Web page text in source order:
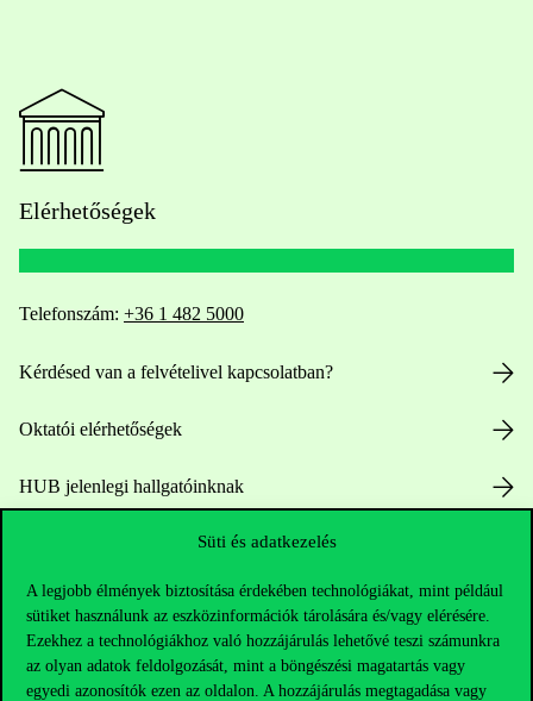
Süti és adatkezelés
A legjobb élmények biztosítása érdekében technológiákat, mint például
sütiket használunk az eszközinformációk tárolására és/vagy elérésére.
Ezekhez a technológiákhoz való hozzájárulás lehetővé teszi számunkra
az olyan adatok feldolgozását, mint a böngészési magatartás vagy
egyedi azonosítók ezen az oldalon. A hozzájárulás megtagadása vagy
Elérhetőségek
Telefonszám: +36 1 482 5000
Kérdésed van a felvételivel kapcsolatban?
Oktatói elérhetőségek
HUB jelenlegi hallgatóinknak
press@uni-corvinus.hu